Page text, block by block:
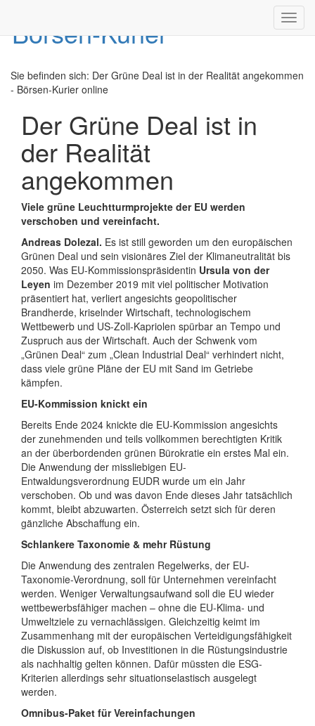
Sie befinden sich: Der Grüne Deal ist in der Realität angekommen
- Börsen-Kurier online
Der Grüne Deal ist in
der Realität
angekommen
Viele grüne Leuchtturmprojekte der EU werden
verschoben und vereinfacht.
Andreas Dolezal. Es ist still geworden um den europäischen
Grünen Deal und sein visionäres Ziel der Klimaneutralität bis
2050. Was EU-Kommissionspräsidentin Ursula von der
Leyen im Dezember 2019 mit viel politischer Motivation
präsentiert hat, verliert angesichts geopolitischer
Brandherde, kriselnder Wirtschaft, technologischem
Wettbewerb und US-Zoll-Kapriolen spürbar an Tempo und
Zuspruch aus der Wirtschaft. Auch der Schwenk vom
„Grünen Deal“ zum „Clean Industrial Deal“ verhindert nicht,
dass viele grüne Pläne der EU mit Sand im Getriebe
kämpfen.
EU-Kommission knickt ein
Bereits Ende 2024 knickte die EU-Kommission angesichts
der zunehmenden und teils vollkommen berechtigten Kritik
an der überbordenden grünen Bürokratie ein erstes Mal ein.
Die Anwendung der missliebigen EU-
Entwaldungsverordnung EUDR wurde um ein Jahr
verschoben. Ob und was davon Ende dieses Jahr tatsächlich
kommt, bleibt abzuwarten. Österreich setzt sich für deren
gänzliche Abschaffung ein.
Schlankere Taxonomie & mehr Rüstung
Die Anwendung des zentralen Regelwerks, der EU-
Taxonomie-Verordnung, soll für Unternehmen vereinfacht
werden. Weniger Verwaltungsaufwand soll die EU wieder
wettbewerbsfähiger machen – ohne die EU-Klima- und
Umweltziele zu vernachlässigen. Gleichzeitig keimt im
Zusammenhang mit der europäischen Verteidigungsfähigkeit
die Diskussion auf, ob Investitionen in die Rüstungsindustrie
als nachhaltig gelten können. Dafür müssten die ESG-
Kriterien allerdings sehr situationselastisch ausgelegt
werden.
Omnibus-Paket für Vereinfachungen